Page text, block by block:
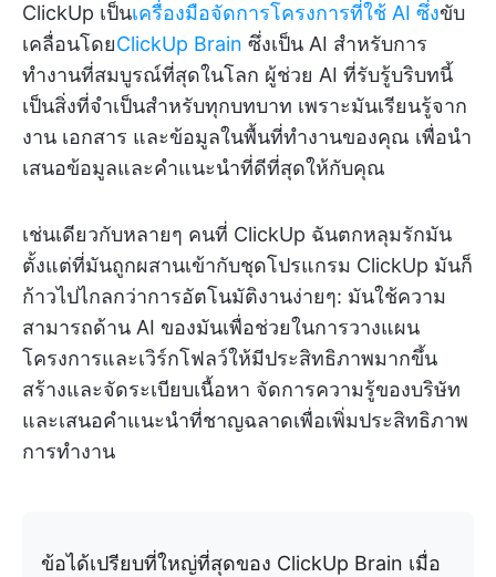
ClickUp เป็นเครื่องมือจัดการโครงการที่ใช้ AI ซึ่งขับ
เคลื่อนโดยClickUp Brain ซึ่งเป็น AI สำหรับการ
ทำงานที่สมบูรณ์ที่สุดในโลก ผู้ช่วย AI ที่รับรู้บริบทนี้
เป็นสิ่งที่จำเป็นสำหรับทุกบทบาท เพราะมันเรียนรู้จาก
งาน เอกสาร และข้อมูลในพื้นที่ทำงานของคุณ เพื่อนำ
เสนอข้อมูลและคำแนะนำที่ดีที่สุดให้กับคุณ
เช่นเดียวกับหลายๆ คนที่ ClickUp ฉันตกหลุมรักมัน
ตั้งแต่ที่มันถูกผสานเข้ากับชุดโปรแกรม ClickUp มันก็
ก้าวไปไกลกว่าการอัตโนมัติงานง่ายๆ: มันใช้ความ
สามารถด้าน AI ของมันเพื่อช่วยในการวางแผน
โครงการและเวิร์กโฟลว์ให้มีประสิทธิภาพมากขึ้น
สร้างและจัดระเบียบเนื้อหา จัดการความรู้ของบริษัท
และเสนอคำแนะนำที่ชาญฉลาดเพื่อเพิ่มประสิทธิภาพ
การทำงาน
ข้อได้เปรียบที่ใหญ่ที่สุดของ ClickUp Brain เมื่อ